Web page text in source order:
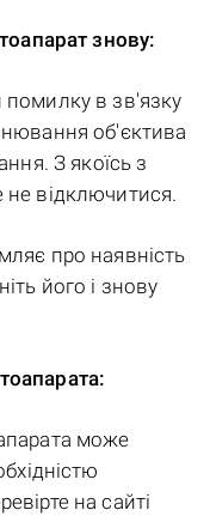
знову:
в зв'язку
об'єктива
З якоїсь з
відключитися.
про наявність
його і знову
може
на сайті